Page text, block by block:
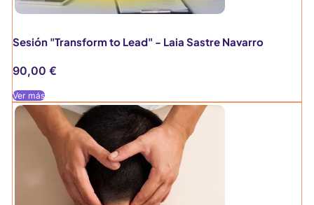
Sesión "Transform to Lead" - Laia Sastre Navarro
90,00 €
Ver más